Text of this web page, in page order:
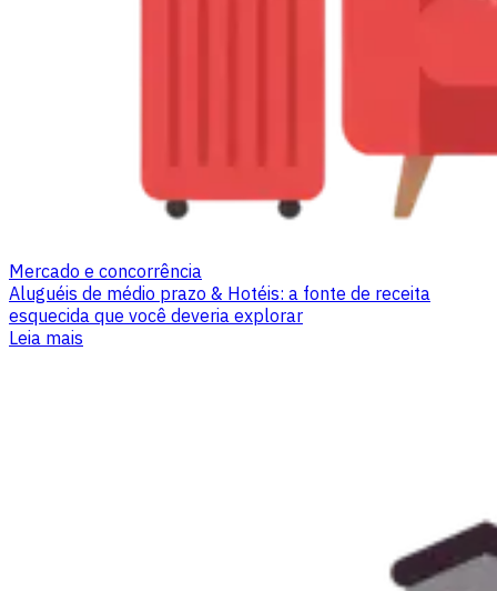
Mercado e concorrência
Aluguéis de médio prazo & Hotéis: a fonte de receita
esquecida que você deveria explorar
Leia mais